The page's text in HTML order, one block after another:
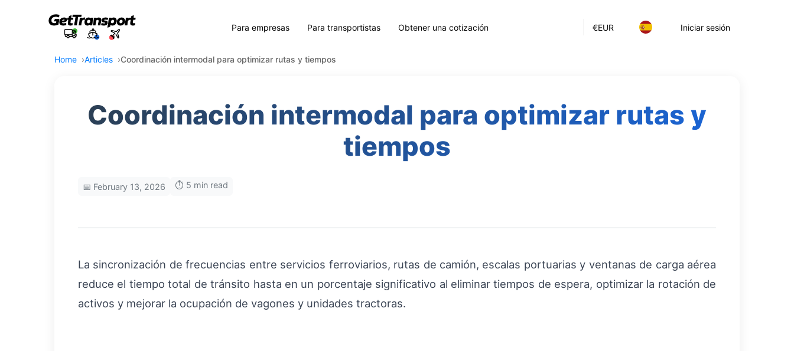
€EUR Iniciar sesión
Para empresas Para transportistas Obtener una cotización
Home Articles Coordinación intermodal para optimizar rutas y tiempos
Coordinación intermodal para optimizar rutas y
tiempos
📅 February 13, 2026 ⏱️ 5 min read
La sincronización de frecuencias entre servicios ferroviarios, rutas de camión, escalas portuarias y ventanas de carga aérea
reduce el tiempo total de tránsito hasta en un porcentaje significativo al eliminar tiempos de espera, optimizar la rotación de
activos y mejorar la ocupación de vagones y unidades tractoras.